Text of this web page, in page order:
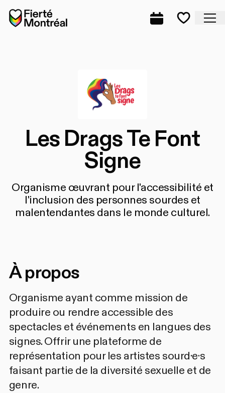
Aller à la navigation
Aller à la navigation
Aller au contenu
Accueil
Mes
Les Drags Te Font
Signe
Organisme œuvrant pour l'accessibilité et
l'inclusion des personnes sourdes et
malentendantes dans le monde culturel.
À propos
Organisme ayant comme mission de
produire ou rendre accessible des
spectacles et événements en langues des
signes. Offrir une plateforme de
représentation pour les artistes sourd·e·s
faisant partie de la diversité sexuelle et de
genre.